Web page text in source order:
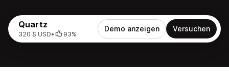
Quartz
320 $ USD• 93%
Demo anzeigen Versuchen